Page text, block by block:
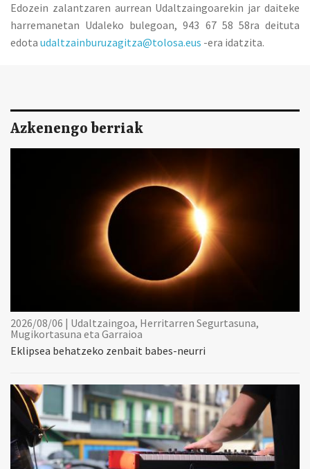
Edozein zalantzaren aurrean Udaltzaingoarekin jar daiteke
harremanetan Udaleko bulegoan, 943 67 58 58ra deituta
edota udaltzainburuzagitza@tolosa.eus -era idatzita.
Azkenengo berriak
2026/08/06 | Udaltzaingoa, Herritarren Segurtasuna,
Mugikortasuna eta Garraioa
Eklipsea behatzeko zenbait babes-neurri